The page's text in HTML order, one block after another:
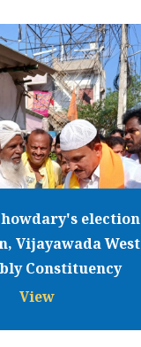
election
Vijayawada West
Constituency
View